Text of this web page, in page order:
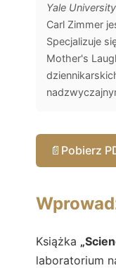
Yale University
Carl Zimmer
Specjalizuje
Mother's
📄 Pobierz
Książka
laboratorium